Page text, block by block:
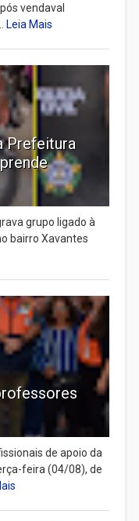
vendaval
Leia Mais
Prefeitura
grupo ligado à
bairro Xavantes
de apoio da
feira (04/08), de